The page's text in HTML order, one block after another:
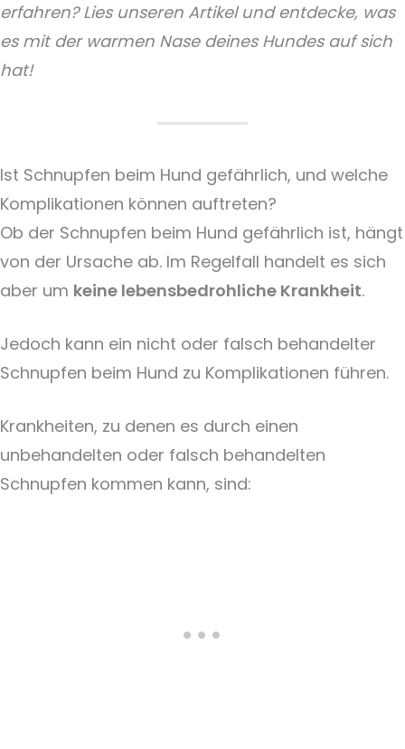
erfahren? Lies unseren Artikel und entdecke, was
es mit der warmen Nase deines Hundes auf sich
hat!
Ist Schnupfen beim Hund gefährlich, und welche
Komplikationen können auftreten?
Ob der Schnupfen beim Hund gefährlich ist, hängt
von der Ursache ab. Im Regelfall handelt es sich
aber um keine lebensbedrohliche Krankheit.
Jedoch kann ein nicht oder falsch behandelter
Schnupfen beim Hund zu Komplikationen führen.
Krankheiten, zu denen es durch einen
unbehandelten oder falsch behandelten
Schnupfen kommen kann, sind: